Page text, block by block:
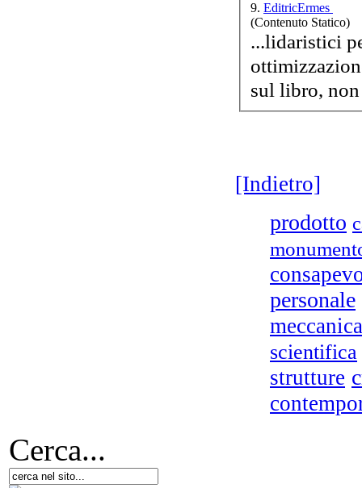
La
9. EditricErmes
(Contenuto Statico)
...lidaristici
sul libro,
[Indietro]
prodotto
personale
meccanica
scientifica
strutture
Cerca...